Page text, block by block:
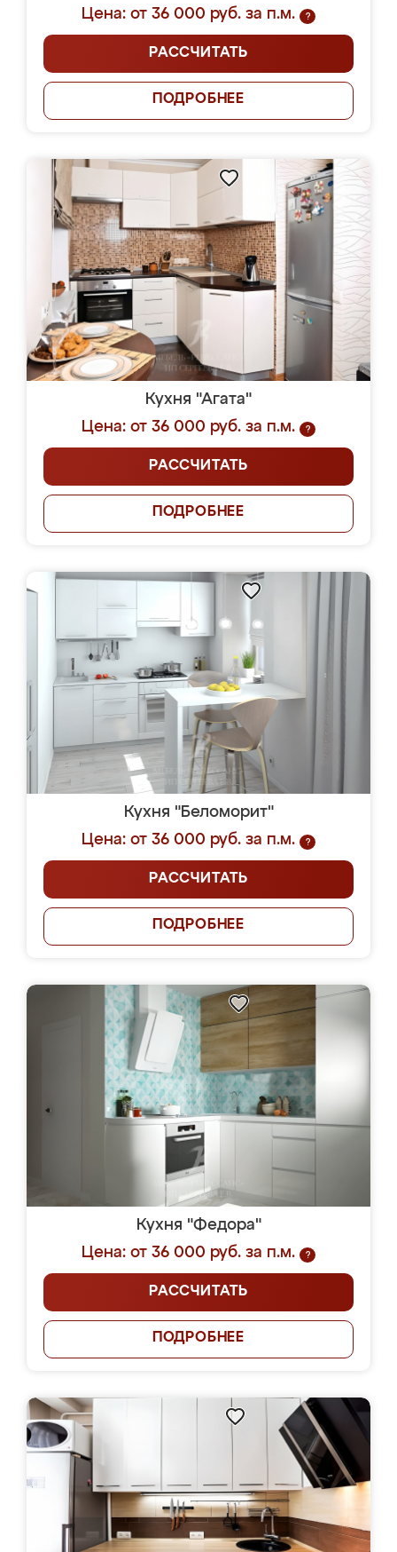
Цена: от 36 000 руб. за п.м.
?
РАССЧИТАТЬ
ПОДРОБНЕЕ
Кухня "Агата"
Цена: от 36 000 руб. за п.м.
?
РАССЧИТАТЬ
ПОДРОБНЕЕ
Кухня "Беломорит"
Цена: от 36 000 руб. за п.м.
?
РАССЧИТАТЬ
ПОДРОБНЕЕ
Кухня "Федора"
Цена: от 36 000 руб. за п.м.
?
РАССЧИТАТЬ
ПОДРОБНЕЕ